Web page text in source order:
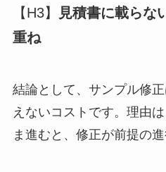
【H3】
見積書に載らな
重ね
結論として、サンプル修
えないコストです。理由
ま進むと、修正が前提の